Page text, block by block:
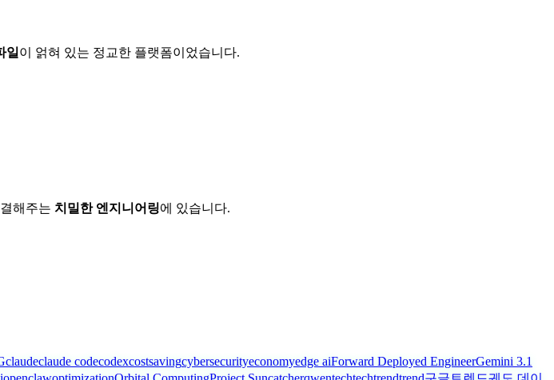
일 이 얽혀 있는 정교한 플랫폼이었습니다.
해주는 치밀한 엔지니어링에 있습니다.
claudeclaude codecodexcostsavingcybersecurityeconomyedge aiForward Deployed EngineerGemini 3.1